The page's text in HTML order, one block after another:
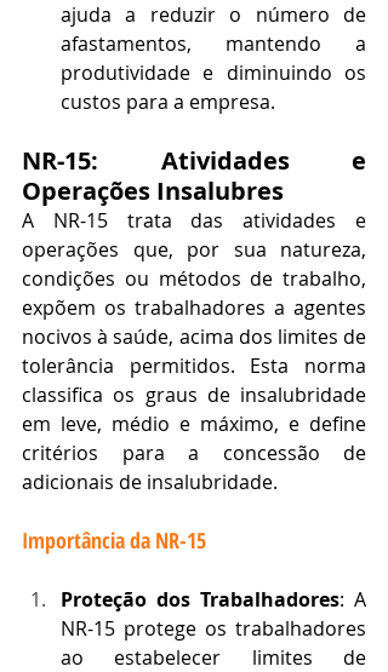
ajuda a reduzir o número de
afastamentos, mantendo a
produtividade e diminuindo os
custos para a empresa.
NR-15: Atividades e
Operações Insalubres
A NR-15 trata das atividades e
operações que, por sua natureza,
condições ou métodos de trabalho,
expõem os trabalhadores a agentes
nocivos à saúde, acima dos limites de
tolerância permitidos. Esta norma
classifica os graus de insalubridade
em leve, médio e máximo, e define
critérios para a concessão de
adicionais de insalubridade.
Importância da NR-15
Proteção dos Trabalhadores: A
NR-15 protege os trabalhadores
ao estabelecer limites de